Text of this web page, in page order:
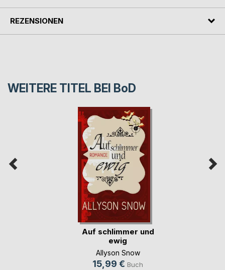
REZENSIONEN
WEITERE TITEL BEI BoD
Auf schlimmer und
ewig
Allyson Snow
15,99 € Buch